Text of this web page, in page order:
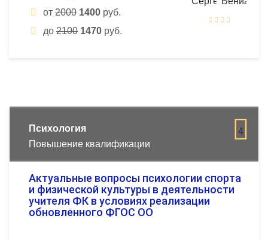
от 2000 1400 руб.
до 2100 1470 руб.
4
Психология
Повышение квалификации
Актуальные вопросы психологии спорта
и физической культуры в деятельности
учителя ФК в условиях реализации
обновленного ФГОС ОО